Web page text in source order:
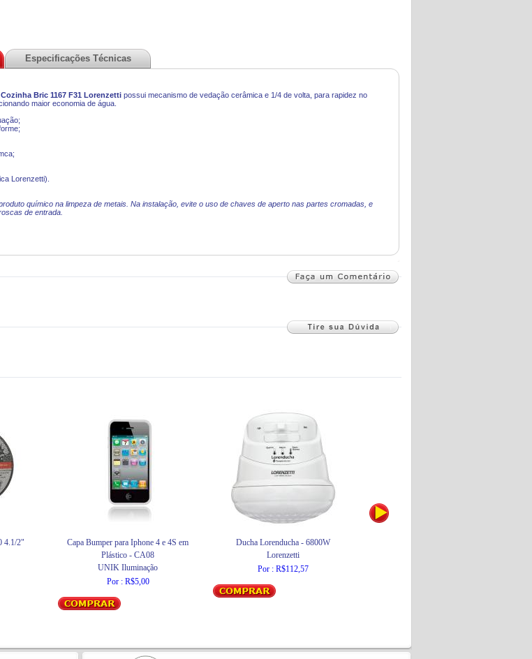
Especificações Técnicas
Cozinha Bric 1167 F31 Lorenzetti possui mecanismo de vedação cerâmica e 1/4 de volta, para rapidez no
maior economia de água.
Lorenzetti).
químico na limpeza de metais. Na instalação, evite o uso de chaves de aperto nas partes cromadas, e
de entrada.
4.1/2"
Capa Bumper para Iphone 4 e 4S em
Plástico - CA08
UNIK Iluminação
Por : R$5,00
Ducha Lorenducha - 6800W
Lorenzetti
Por : R$112,57